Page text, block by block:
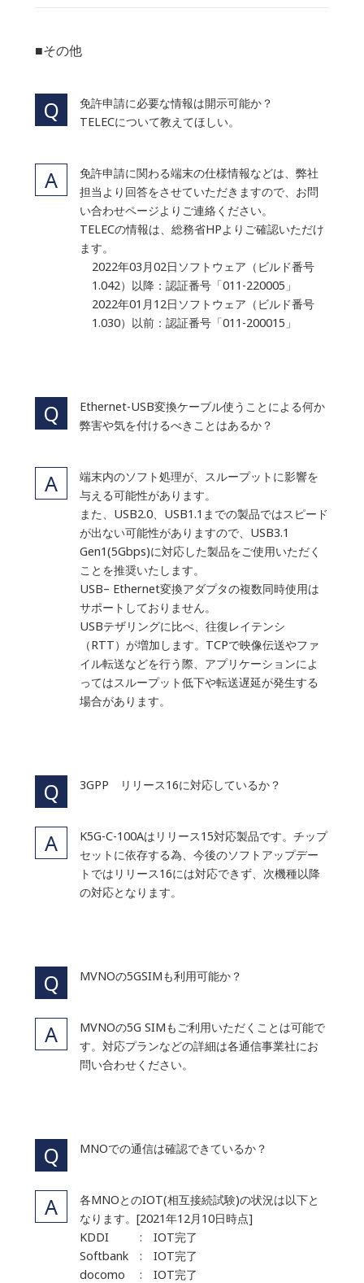
■その他
免許申請に必要な情報は開示可能か？
TELECについて教えてほしい。
免許申請に関わる端末の仕様情報などは、弊社
担当より回答をさせていただきますので、お問
い合わせページよりご連絡ください。
TELECの情報は、総務省HPよりご確認いただけ
ます。
2022年03月02日ソフトウェア（ビルド番号
1.042）以降：認証番号「011-220005」
2022年01月12日ソフトウェア（ビルド番号
1.030）以前：認証番号「011-200015」
Ethernet-USB変換ケーブル使うことによる何か
弊害や気を付けるべきことはあるか？
端末内のソフト処理が、スループットに影響を
与える可能性があります。
また、USB2.0、USB1.1までの製品ではスピード
が出ない可能性がありますので、USB3.1
Gen1(5Gbps)に対応した製品をご使用いただく
ことを推奨いたします。
USB– Ethernet変換アダプタの複数同時使用は
サポートしておりません。
USBテザリングに比べ、往復レイテンシ
（RTT）が増加します。TCPで映像伝送やファ
イル転送などを行う際、アプリケーションによ
ってはスループット低下や転送遅延が発生する
場合があります。
3GPP リリース16に対応しているか？
K5G-C-100Aはリリース15対応製品です。チップ
セットに依存する為、今後のソフトアップデー
トではリリース16には対応できず、次機種以降
の対応となります。
MVNOの5GSIMも利用可能か？
MVNOの5G SIMもご利用いただくことは可能で
す。対応プランなどの詳細は各通信事業社にお
問い合わせください。
MNOでの通信は確認できているか？
各MNOとのIOT(相互接続試験)の状況は以下と
なります。[2021年12月10日時点]
KDDI
Softbank
docomo
: IOT完了
: IOT完了
: IOT完了